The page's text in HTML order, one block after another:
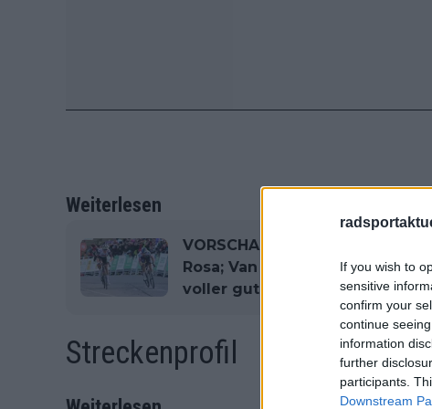
If you wish to
sensitive
confirm your
continue
information
further
participants.
Downstream
Weiterlesen
VORSCHAU | Giro d'Italia 2025
Rosa; Van Aert und Pedersen
voller guter Rennen vor uns
Streckenprofil